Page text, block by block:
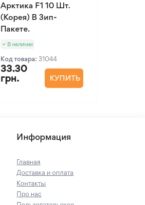
Арктика F1 10 Шт.
(Корея) В Зип-
Пакете.
В наличии
Код товара: 31044
33.30
грн.
КУПИТЬ
Информация
Главная
Доставка и оплата
Контакты
Про нас